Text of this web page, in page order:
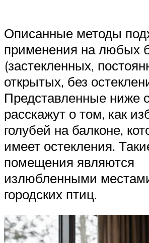
Описанные методы
применения на любых
(застекленных,
открытых, без
Представленные ниже
расскажут о том, как
голубей на балконе,
имеет остекления.
помещения являются
излюбленными
городских птиц.